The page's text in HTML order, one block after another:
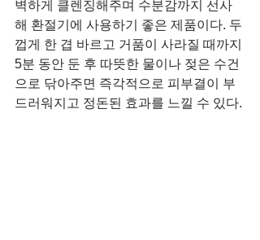
벽하게 클렌징해주며 수분감까지 선사
해 환절기에 사용하기 좋은 제품이다. 두
껍게 한 겹 바르고 거품이 사라질 때까지
5분 동안 둔 후 따뜻한 물이나 젖은 수건
으로 닦아주면 즉각적으로 피부결이 부
드러워지고 정돈된 효과를 느낄 수 있다.